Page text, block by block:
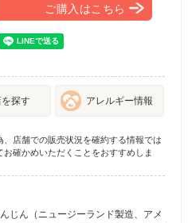
ご購入はこちら
探す アレルギー情報
店舗での販売状況を確約する情報では
確かめいただくことをおすすめしま
じん（ニュージーランド製造、アメ